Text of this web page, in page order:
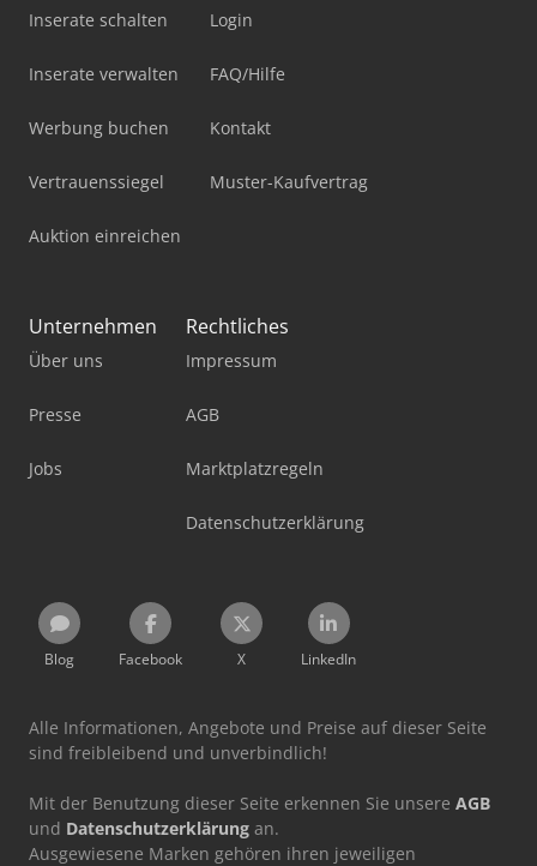
Inserate schalten
Inserate verwalten
Werbung buchen
Vertrauenssiegel
Auktion einreichen
Login
FAQ/Hilfe
Kontakt
Muster-Kaufvertrag
Unternehmen
Über uns
Presse
Jobs
Rechtliches
Impressum
AGB
Marktplatzregeln
Datenschutzerklärung
Blog Facebook X LinkedIn
Alle Informationen, Angebote und Preise auf dieser Seite
sind freibleibend und unverbindlich!
Mit der Benutzung dieser Seite erkennen Sie unsere AGB
und Datenschutzerklärung an.
Ausgewiesene Marken gehören ihren jeweiligen